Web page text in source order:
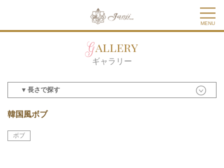
MENU
Gallery
ギャラリー
▾ 長さで探す
韓国風ボブ
ボブ